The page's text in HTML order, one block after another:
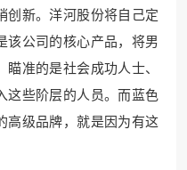
创新。洋河股份将自 己定
该公司的核心产品，将男
准的是社会成功人士、
些阶层的人员。 而蓝色
高级品牌，就是因为有这